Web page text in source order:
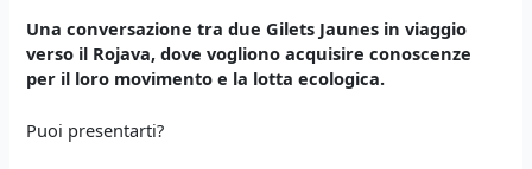
Una conversazione tra due Gilets Jaunes in viaggio
verso il Rojava, dove vogliono acquisire conoscenze
per il loro movimento e la lotta ecologica.
Puoi presentarti?